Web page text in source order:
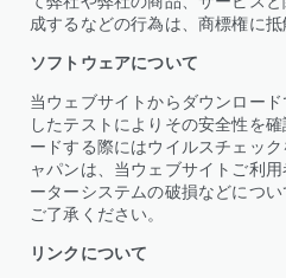
成するなどの行為は、商標権に抵
ソフトウェアについて
当ウェブサイトからダウンロー
したテストによりその安全性を
ードする際にはウイルスチェッ
ャパンは、当ウェブサイトご利
ーターシステムの破損などにつ
ご了承ください。
リンクについて